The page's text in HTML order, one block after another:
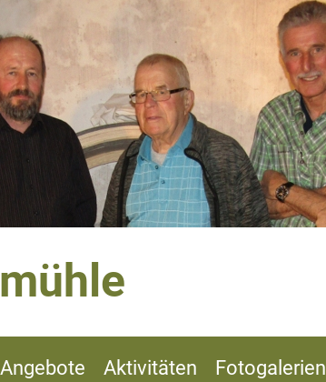
Angebote Aktivitäten Fotogalerien